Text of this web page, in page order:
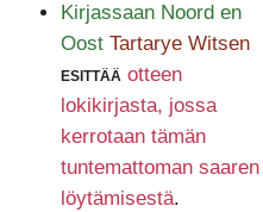
Kirjassaan Noord en
Oost Tartarye Witsen
esittää otteen
lokikirjasta, jossa
kerrotaan tämän
tuntemattoman saaren
löytämisestä.